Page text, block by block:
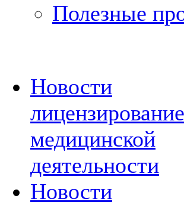
Полезные
Новости
лицензирование
медицинской
деятельности
Новости